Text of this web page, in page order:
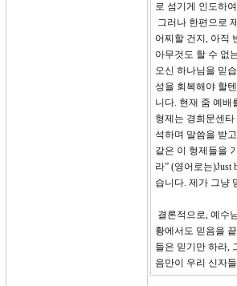
로 섬기게 인도하
그러나 한편으로
어찌할 건지, 아직
아무것도 할 수 없
오신 하나님을 믿
성을 회복해야 할
니다. 현재 줌 예배
형제는 경희문센
석하며 말씀을 받
같은 이 형제들을
라” (영어로는
습니다. 제가 그냥
결론적으로, 예수
황에서도 믿음을
들은 믿기만 하라,
음만이 우리 신자